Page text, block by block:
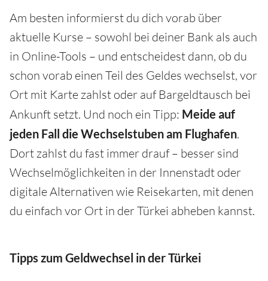
Am besten informierst du dich vorab über
aktuelle Kurse – sowohl bei deiner Bank als auch
in Online-Tools – und entscheidest dann, ob du
schon vorab einen Teil des Geldes wechselst, vor
Ort mit Karte zahlst oder auf Bargeldtausch bei
Ankunft setzt. Und noch ein Tipp: Meide auf
jeden Fall die Wechselstuben am Flughafen.
Dort zahlst du fast immer drauf – besser sind
Wechselmöglichkeiten in der Innenstadt oder
digitale Alternativen wie Reisekarten, mit denen
du einfach vor Ort in der Türkei abheben kannst.
Tipps zum Geldwechsel in der Türkei